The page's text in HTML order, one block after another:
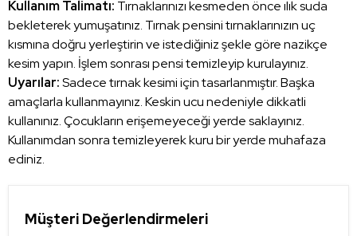
Kullanım Talimatı: Tırnaklarınızı kesmeden önce ılık suda
bekleterek yumuşatınız. Tırnak pensini tırnaklarınızın uç
kısmına doğru yerleştirin ve istediğiniz şekle göre nazikçe
kesim yapın. İşlem sonrası pensi temizleyip kurulayınız.
Uyarılar:Sadece tırnak kesimi için tasarlanmıştır. Başka
amaçlarla kullanmayınız. Keskin ucu nedeniyle dikkatli
kullanınız. Çocukların erişemeyeceği yerde saklayınız.
Kullanımdan sonra temizleyerek kuru bir yerde muhafaza
ediniz.
Müşteri Değerlendirmeleri